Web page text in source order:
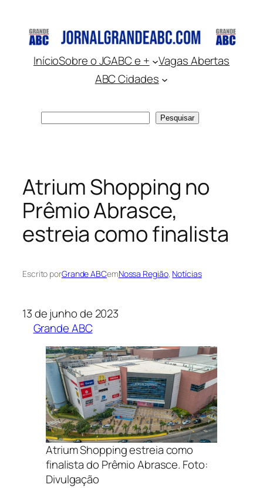
conteúdo
InícioSobre o JGABC e +
Vagas Abertas
ABC Cidades
Pesquisar
Atrium Shopping no
Prêmio Abrasce,
estreia como finalista
Escrito porGrande ABCemNossa Região, Notícias
13 de junho de 2023
Grande ABC
Atrium Shopping estreia como
finalista do Prêmio Abrasce. Foto:
Divulgação